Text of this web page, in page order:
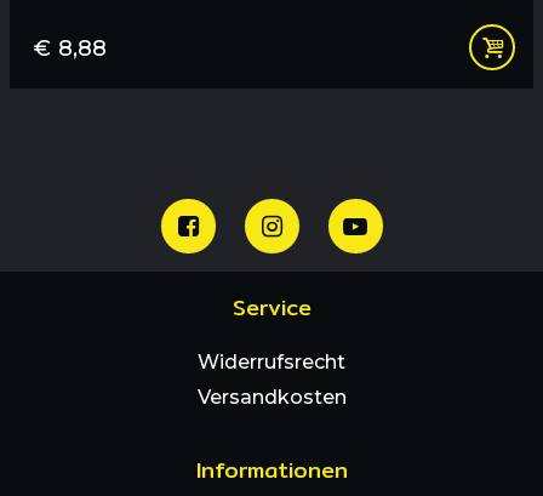
€ 8,88
Service
Widerrufsrecht
Versandkosten
Informationen